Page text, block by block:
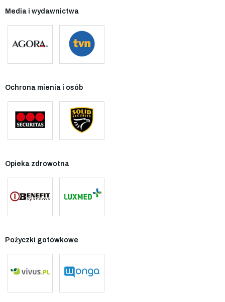
Media i wydawnictwa
Ochrona mienia i osób
Opieka zdrowotna
Pożyczki gotówkowe